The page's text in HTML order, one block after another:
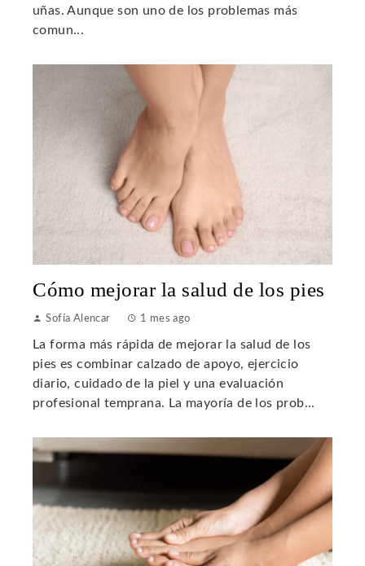
uñas. Aunque son uno de los problemas más
comun...
Cómo mejorar la salud de los pies
Sofía Alencar 1 mes ago
La forma más rápida de mejorar la salud de los
pies es combinar calzado de apoyo, ejercicio
diario, cuidado de la piel y una evaluación
profesional temprana. La mayoría de los prob...